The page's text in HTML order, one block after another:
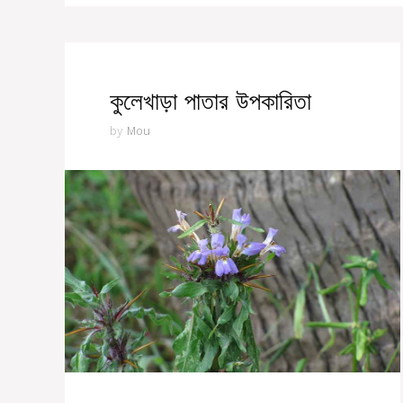
কুলেখাড়া পাতার উপকারিতা
by Mou